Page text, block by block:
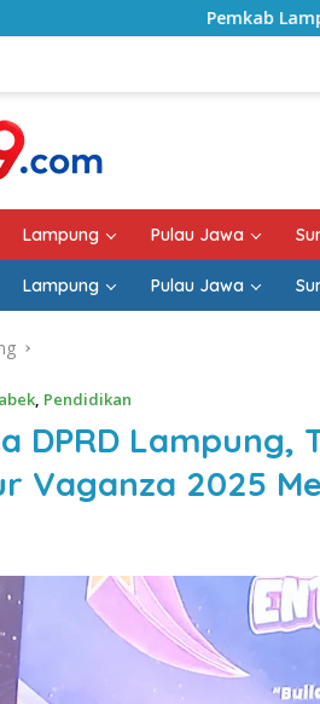
Lampung Selatan Mulai
Lampung Pulau Jawa
Lampung Pulau Jawa
, Pendidikan
DPRD Lampung,
Vaganza 2025